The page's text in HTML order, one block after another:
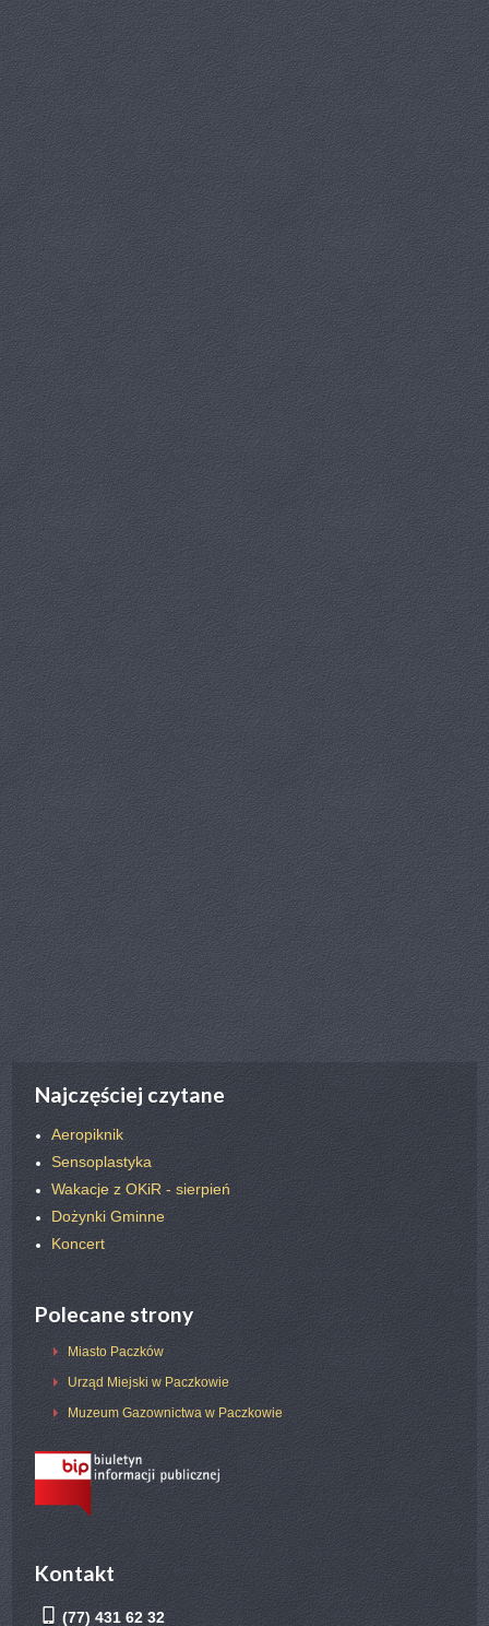
poprz. nast.
Najczęściej czytane
Aeropiknik
Sensoplastyka
Wakacje z OKiR - sierpień
Dożynki Gminne
Koncert
Polecane strony
Miasto Paczków
Urząd Miejski w Paczkowie
Muzeum Gazownictwa w Paczkowie
Kontakt
(77) 431 62 32